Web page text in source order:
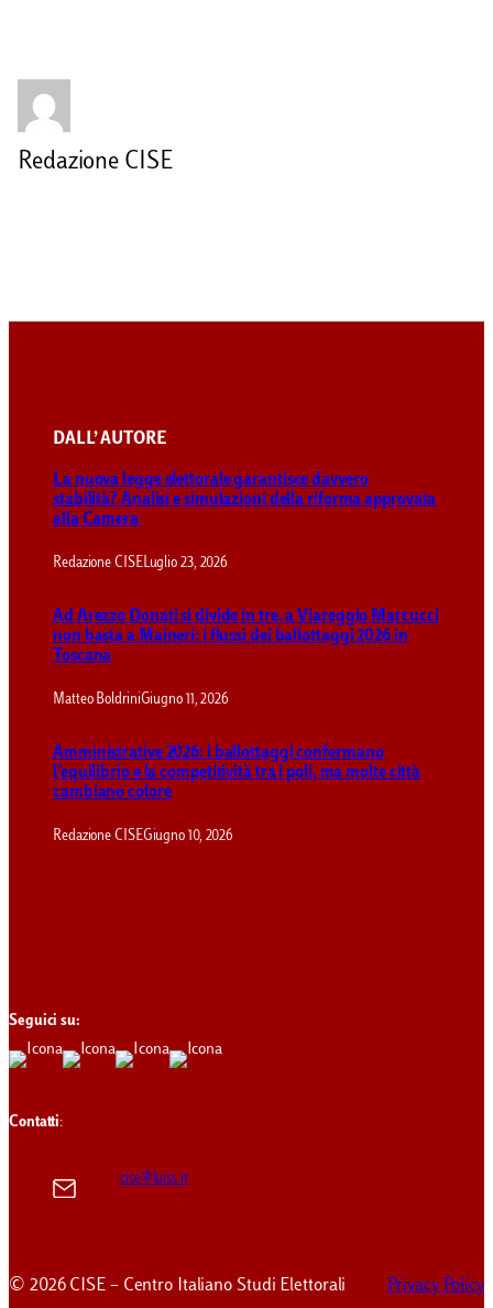
Redazione CISE
DALL’ AUTORE
La nuova legge elettorale garantisce davvero
stabilità? Analisi e simulazioni della riforma approvata
alla Camera
Redazione CISELuglio 23, 2026
Ad Arezzo Donati si divide in tre, a Viareggio Marcucci
non basta a Maineri: i flussi dei ballottaggi 2026 in
Toscana
Matteo BoldriniGiugno 11, 2026
Amministrative 2026: i ballottaggi confermano
l’equilibrio e la competitività tra i poli, ma molte città
cambiano colore
Redazione CISEGiugno 10, 2026
Seguici su:
Contatti:
cise@luiss.it
© 2026 CISE – Centro Italiano Studi Elettorali Privacy Policy